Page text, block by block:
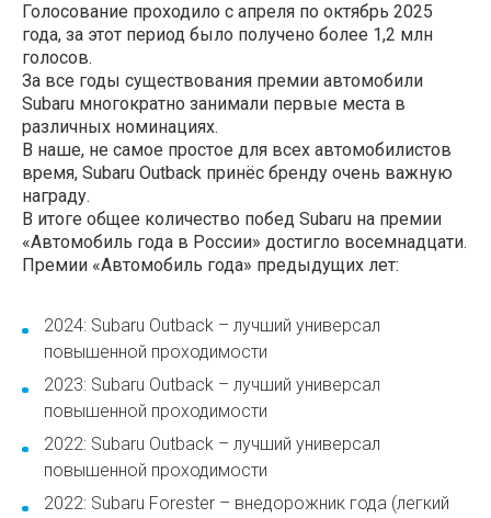
Голосование проходило с апреля по октябрь 2025
года, за этот период было получено более 1,2 млн
голосов.
За все годы существования премии автомобили
Subaru многократно занимали первые места в
различных номинациях.
В наше, не самое простое для всех автомобилистов
время, Subaru Outback принёс бренду очень важную
награду.
В итоге общее количество побед Subaru на премии
«Автомобиль года в России» достигло восемнадцати.
Премии «Автомобиль года» предыдущих лет:
2024: Subaru Outback – лучший универсал
повышенной проходимости
2023: Subaru Outback – лучший универсал
повышенной проходимости
2022: Subaru Outback – лучший универсал
повышенной проходимости
2022: Subaru Forester – внедорожник года (легкий